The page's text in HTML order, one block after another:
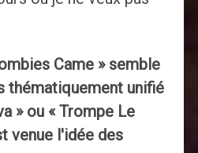
Came » semble
thématiquement unifié
» ou « Trompe Le
venue l'idée des